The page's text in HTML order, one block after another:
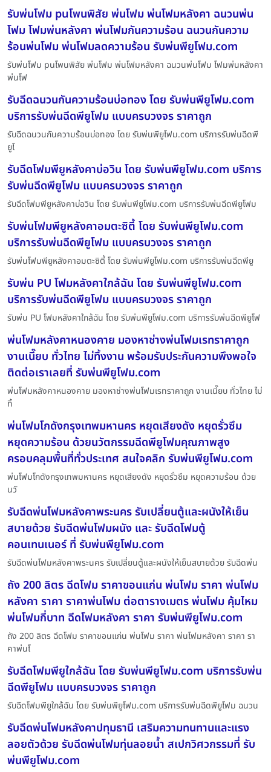
รับพ่นโฟม puโพนพิสัย พ่นโฟม พ่นโฟมหลังคา ฉนวนพ่น
โฟม โฟมพ่นหลังคา พ่นโฟมกันความร้อน ฉนวนกันความ
ร้อนพ่นโฟม พ่นโฟมลดความร้อน รับพ่นพียูโฟม.com
รับพ่นโฟม puโพนพิสัย พ่นโฟม พ่นโฟมหลังคา ฉนวนพ่นโฟม โฟมพ่นหลังคา
พ่นโฟ
รับฉีดฉนวนกันความร้อนบ่อทอง โดย รับพ่นพียูโฟม.com
บริการรับพ่นฉีดพียูโฟม แบบครบวงจร ราคาถูก
รับฉีดฉนวนกันความร้อนบ่อทอง โดย รับพ่นพียูโฟม.com บริการรับพ่นฉีดพี
ยูโ
รับฉีดโฟมพียูหลังคาบ่อวิน โดย รับพ่นพียูโฟม.com บริการ
รับพ่นฉีดพียูโฟม แบบครบวงจร ราคาถูก
รับฉีดโฟมพียูหลังคาบ่อวิน โดย รับพ่นพียูโฟม.com บริการรับพ่นฉีดพียูโฟม
รับพ่นโฟมพียูหลังคาอมตะซิตี้ โดย รับพ่นพียูโฟม.com
บริการรับพ่นฉีดพียูโฟม แบบครบวงจร ราคาถูก
รับพ่นโฟมพียูหลังคาอมตะซิตี้ โดย รับพ่นพียูโฟม.com บริการรับพ่นฉีดพียู
รับพ่น PU โฟมหลังคาใกล้ฉัน โดย รับพ่นพียูโฟม.com
บริการรับพ่นฉีดพียูโฟม แบบครบวงจร ราคาถูก
รับพ่น PU โฟมหลังคาใกล้ฉัน โดย รับพ่นพียูโฟม.com บริการรับพ่นฉีดพียูโฟ
พ่นโฟมหลังคาหนองคาย มองหาช่างพ่นโฟมเรทราคาถูก
งานเนี๊ยบ ทั่วไทย ไม่ทิ้งงาน พร้อมรับประกันความพึงพอใจ
ติดต่อเราเลยที่ รับพ่นพียูโฟม.com
พ่นโฟมหลังคาหนองคาย มองหาช่างพ่นโฟมเรทราคาถูก งานเนี๊ยบ ทั่วไทย ไม่
ทิ้
พ่นโฟมโกดังกรุงเทพมหานคร หยุดเสียงดัง หยุดรั่วซึม
หยุดความร้อน ด้วยนวัตกรรมฉีดพียูโฟมคุณภาพสูง
ครอบคลุมพื้นที่ทั่วประเทศ สนใจคลิก รับพ่นพียูโฟม.com
พ่นโฟมโกดังกรุงเทพมหานคร หยุดเสียงดัง หยุดรั่วซึม หยุดความร้อน ด้วย
นวั
รับฉีดพ่นโฟมหลังคาพระนคร รับเปลี่ยนตู้และผนังให้เย็น
สบายด้วย รับฉีดพ่นโฟมผนัง และ รับฉีดโฟมตู้
คอนเทนเนอร์ ที่ รับพ่นพียูโฟม.com
รับฉีดพ่นโฟมหลังคาพระนคร รับเปลี่ยนตู้และผนังให้เย็นสบายด้วย รับฉีดพ่น
ถัง 200 ลิตร ฉีดโฟม ราคาขอนแก่น พ่นโฟม ราคา พ่นโฟม
หลังคา ราคา ราคาพ่นโฟม ต่อตารางเมตร พ่นโฟม คุ้มไหม
พ่นโฟมกี่บาท ฉีดโฟมหลังคา ราคา รับพ่นพียูโฟม.com
ถัง 200 ลิตร ฉีดโฟม ราคาขอนแก่น พ่นโฟม ราคา พ่นโฟมหลังคา ราคา รา
คาพ่นโ
รับฉีดโฟมพียูใกล้ฉัน โดย รับพ่นพียูโฟม.com บริการรับพ่น
ฉีดพียูโฟม แบบครบวงจร ราคาถูก
รับฉีดโฟมพียูใกล้ฉัน โดย รับพ่นพียูโฟม.com บริการรับพ่นฉีดพียูโฟม ฉนวน
รับฉีดพ่นโฟมหลังคาปทุมธานี เสริมความทนทานและแรง
ลอยตัวด้วย รับฉีดพ่นโฟมทุ่นลอยน้ำ สเปกวิศวกรรมที่ รับ
พ่นพียูโฟม.com